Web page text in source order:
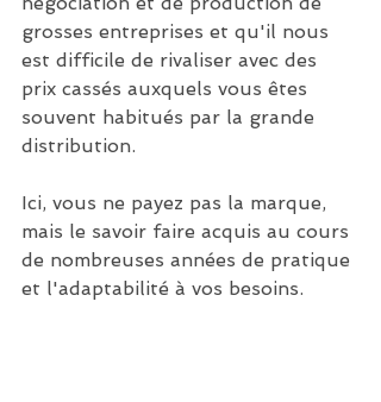
grosses entreprises et qu'il nous
est difficile de rivaliser avec des
prix cassés auxquels vous êtes
souvent habitués par la grande
distribution.
Ici, vous ne payez pas la marque,
mais le savoir faire acquis au cours
de nombreuses années de pratique
et l'adaptabilité à vos besoins.